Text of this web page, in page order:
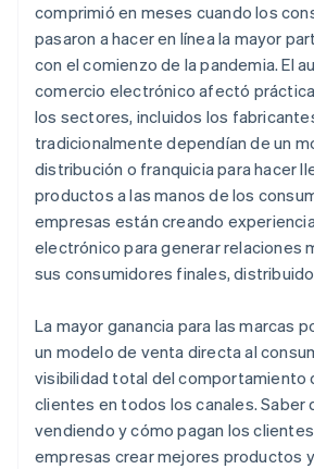
comprimió en meses cuando los
pasaron a hacer en línea la mayor
con el comienzo de la pandemia. El
comercio electrónico afectó
los sectores, incluidos los
tradicionalmente dependían de un
distribución o franquicia para hacer
productos a las manos de los
empresas están creando
electrónico para generar relaciones
sus consumidores finales,
La mayor ganancia para las marcas
un modelo de venta directa al
visibilidad total del comportamiento
clientes en todos los canales. Saber
vendiendo y cómo pagan los
empresas crear mejores productos